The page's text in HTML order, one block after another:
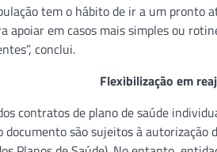
tem o hábito de ir a um pronto
apoiar em casos mais simples ou
conclui.
Flexibilização em
contratos de plano de saúde
documento são sujeitos à autorização